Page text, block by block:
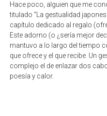
Hace poco, alguien que me
titulado “La gestualidad
capítulo dedicado al regalo
Este adorno (o ¿sería mejor
mantuvo a lo largo del tiempo
que ofrece y el que recibe. Un
complejo el de enlazar dos
poesía y calor.